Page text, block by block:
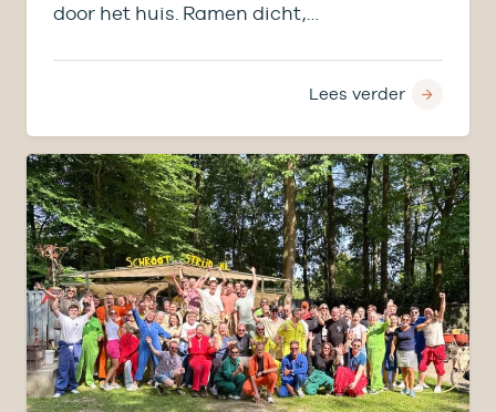
door het huis. Ramen dicht,…
Lees verder